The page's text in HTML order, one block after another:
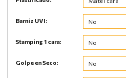
Barniz UVI:
Stamping 1 cara:
Golpe en Seco: